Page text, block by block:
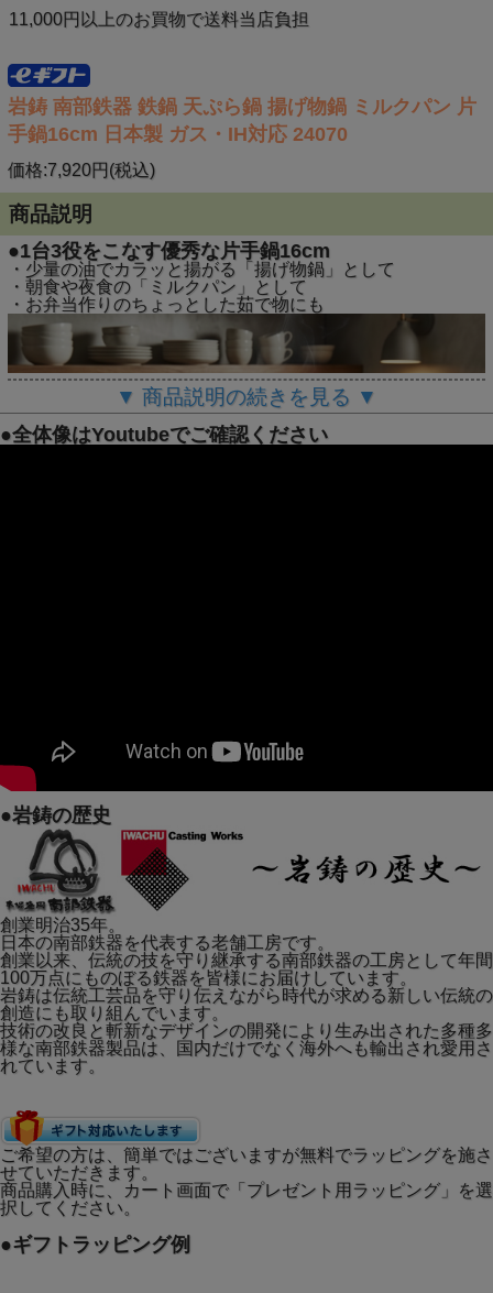
11,000円以上のお買物で送料当店負担
TOP > 南部鉄器 揚げ物鍋(Tempura pot)
岩鋳 南部鉄器 鉄鍋 天ぷら鍋 揚げ物鍋 ミルクパン 片
手鍋16cm 日本製 ガス・IH対応 24070
価格:7,920円(税込)
商品説明
●1台3役をこなす優秀な片手鍋16cm
・少量の油でカラッと揚がる「揚げ物鍋」として
・朝食や夜食の「ミルクパン」として
・お弁当作りのちょっとした茹で物にも
少ない油でサクサク揚げ物が完成
16cmのコンパクトサイズなので少量の油でも効率よく揚げ
物ができます。
深さがあるためミルクパンとしても活用でき一台で何役もこ
なす万能鍋です。
一人暮らしや少人数のご家庭にぴったりのサイズ感です。
▼ 商品説明の続きを見る ▼
●全体像はYoutubeでご確認ください
●岩鋳の歴史
創業明治35年。
日本の南部鉄器を代表する老舗工房です。
創業以来、伝統の技を守り継承する南部鉄器の工房として年間
100万点にものぼる鉄器を皆様にお届けしています。
岩鋳は伝統工芸品を守り伝えながら時代が求める新しい伝統の
創造にも取り組んでいます。
技術の改良と斬新なデザインの開発により生み出された多種多
様な南部鉄器製品は、国内だけでなく海外へも輸出され愛用さ
れています。
ご希望の方は、簡単ではございますが無料でラッピングを施さ
せていただきます。
商品購入時に、カート画面で「プレゼント用ラッピング」を選
択してください。
●ギフトラッピング例